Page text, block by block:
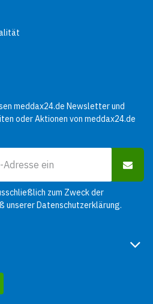
meddax24.de Newsletter und
oder Aktionen von meddax24.de
zum Zweck der
unsererDatenschutzerklärung.